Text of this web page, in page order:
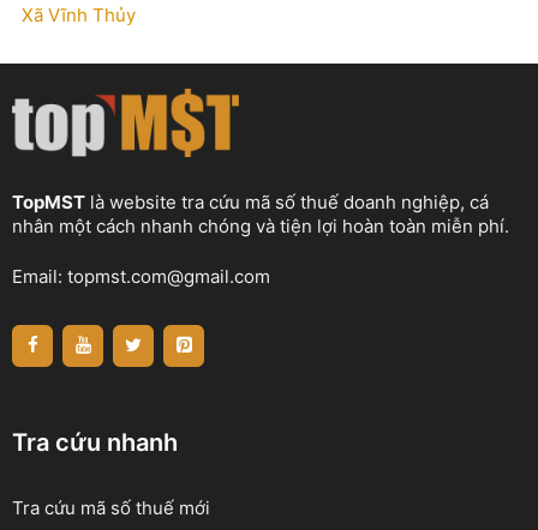
Xã Vĩnh Thủy
TopMST là website tra cứu mã số thuế doanh nghiệp, cá
nhân một cách nhanh chóng và tiện lợi hoàn toàn miễn phí.
Email: topmst.com@gmail.com
Tra cứu nhanh
Tra cứu mã số thuế mới